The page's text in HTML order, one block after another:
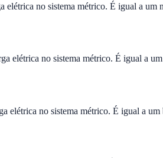
no sistema métrico. É igual a um
elétrica no sistema métrico. É igual a
elétrica no sistema métrico. É igual a